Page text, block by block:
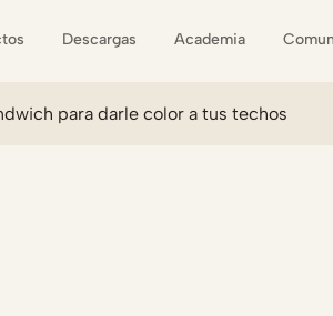
Descargas Academia
para darle color a tus techos